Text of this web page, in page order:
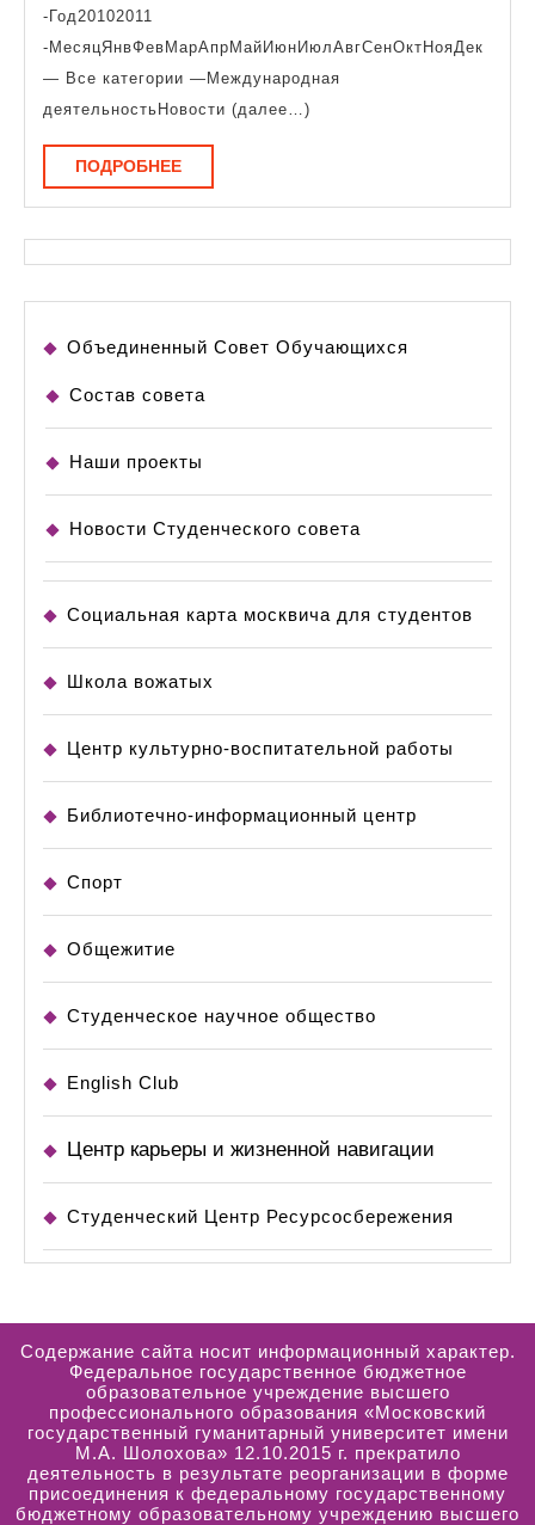
-Год20102011
-МесяцЯнвФевМарАпрМайИюнИюлАвгСенОктНояДек
— Все категории —Международная
деятельностьНовости (далее…)
ПОДРОБНЕЕПОДРОБНЕЕ
Объединенный Совет Обучающихся
Состав совета
Наши проекты
Новости Студенческого совета
Социальная карта москвича для студентов
Школа вожатых
Центр культурно-воспитательной работы
Библиотечно-информационный центр
Спорт
Общежитие
Студенческое научное общество
English Club
Центр карьеры и жизненной навигации
Студенческий Центр Ресурсосбережения
Содержание сайта носит информационный характер.
Федеральное государственное бюджетное
образовательное учреждение высшего
профессионального образования «Московский
государственный гуманитарный университет имени
М.А. Шолохова» 12.10.2015 г. прекратило
деятельность в результате реорганизации в форме
присоединения к федеральному государственному
бюджетному образовательному учреждению высшего